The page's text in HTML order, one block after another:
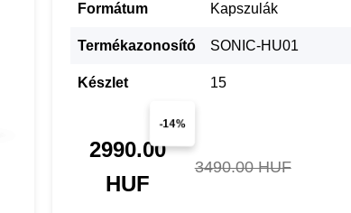
Formátum Kapszulák
Termékazonosító SONIC-HU01
Készlet 15
-14%
2990.00
HUF
3490.00 HUF